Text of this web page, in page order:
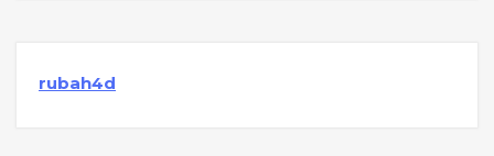
rubah4d